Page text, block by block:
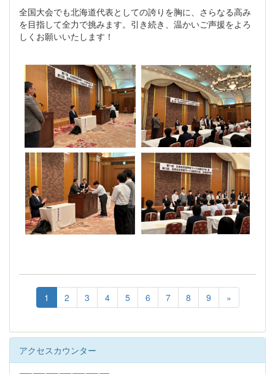
全国大会でも北海道代表としての誇りを胸に、さらなる高み
を目指して全力で挑みます。引き続き、温かいご声援をよろ
しくお願いいたします！
1 2 3 4 5 6 7 8 9 »
アクセスカウンター